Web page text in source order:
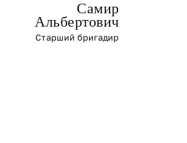
Самир
Альбертович
Старший бригадир